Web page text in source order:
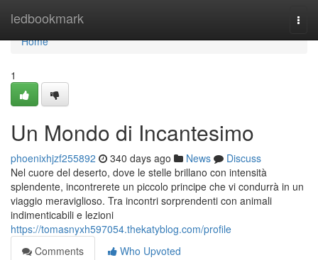
ledbookmark
Home
Home
1
Un Mondo di Incantesimo
phoenixhjzf255892 340 days ago News
Discuss
Nel cuore del deserto, dove le stelle brillano con intensità
splendente, incontrerete un piccolo principe che vi condurrà in un
viaggio meraviglioso. Tra incontri sorprendenti con animali
indimenticabili e lezioni
https://tomasnyxh597054.thekatyblog.com/profile
Comments
Who Upvoted